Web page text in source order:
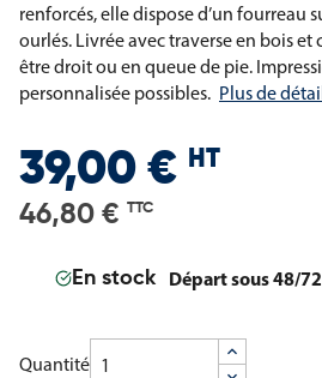
renforcés, elle dispose d’un fourreau
ourlés. Livrée avec traverse en bois et
être droit ou en queue de pie.
personnalisée possibles. Plus de
39,00 € HT
46,80 € TTC
En stock Départ sous 48/
Quantité